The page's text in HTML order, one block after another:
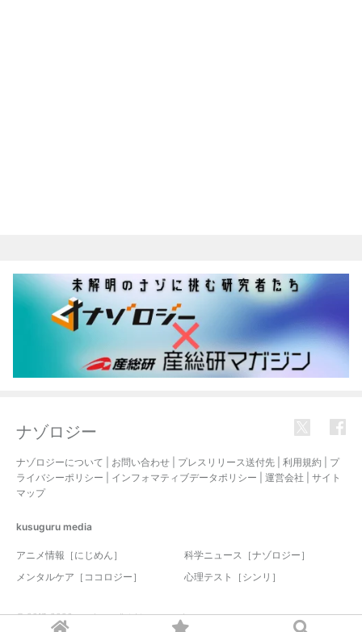
ナゾロジー
ナゾロジーについて お問い合わせ プレスリリース送付先 利用規約
プ
ライバシーポリシー
インフォマティブデータポリシー 運営会社
サイト
マップ
kusuguru media
アニメ情報［にじめん］
科学ニュース［ナゾロジー］
メンタルケア［ココロジー］
心理テスト［シンリ］
© 2017-2026 nazology. all rights reserved.